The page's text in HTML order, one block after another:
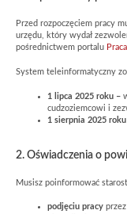
Przed rozpoczęciem pracy
urzędu, który wydał
pośrednictwem portalu
System teleinformatyczny
1 lipca 2025 roku –
cudzoziemcowi i
1 sierpnia 2025 roku
2. Oświadczenia o
Musisz poinformować
podjęciu pracy